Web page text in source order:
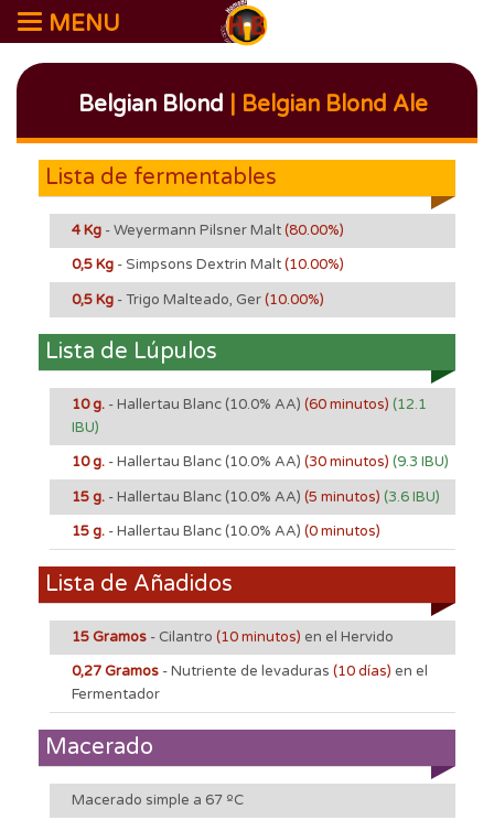
MENU
Belgian Blond | Belgian Blond Ale
Lista de fermentables
4 Kg - Weyermann Pilsner Malt(80.00%)
0,5 Kg - Simpsons Dextrin Malt(10.00%)
0,5 Kg - Trigo Malteado, Ger(10.00%)
Lista de Lúpulos
10 g. - Hallertau Blanc (10.0% AA) (60 minutos) (12.1
IBU)
10 g. - Hallertau Blanc(10.0% AA) (30 minutos) (9.3 IBU)
15 g. - Hallertau Blanc (10.0% AA) (5 minutos) (3.6 IBU)
15 g. - Hallertau Blanc(10.0% AA) (0 minutos)
Lista de Añadidos
15 Gramos - Cilantro (10 minutos) en el Hervido
0,27 Gramos - Nutriente de levaduras (10 días) en el
Fermentador
Macerado
Macerado simple a 67 ºC